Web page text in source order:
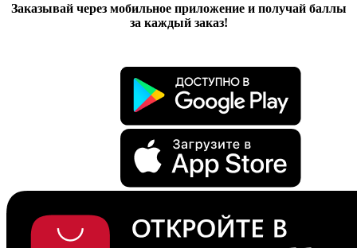
Заказывай через мобильное приложение и получай баллы
за каждый заказ!